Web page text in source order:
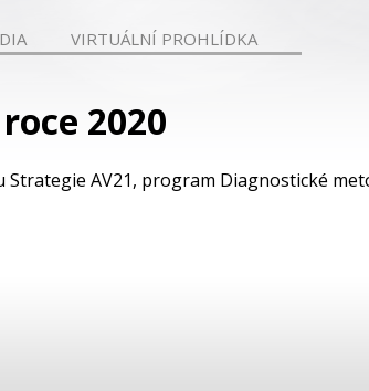
VIRTUÁLNÍ PROHLÍDKA
2020
AV21, program Diagnostické